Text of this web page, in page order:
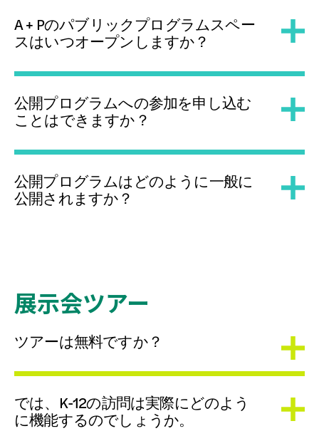
A + Pのパブリックプログラムスペー
スはいつオープンしますか？
公開プログラムへの参加を申し込む
ことはできますか？
公開プログラムはどのように一般に
公開されますか？
展示会ツアー
ツアーは無料ですか？
では、K-12の訪問は実際にどのよう
に機能するのでしょうか。